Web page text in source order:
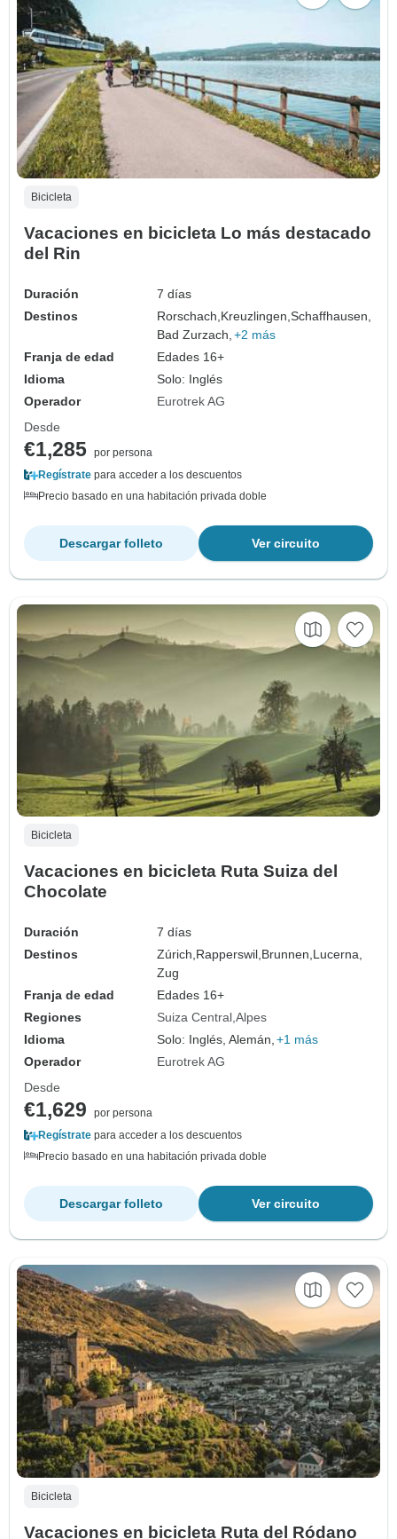
Bicicleta
Vacaciones en bicicleta Lo más destacado
del Rin
Duración
7 días
Destinos
Rorschach,Kreuzlingen,Schaffhausen,
Bad Zurzach, +2 más
Franja de edad
Edades 16+
Idioma
Solo: Inglés
Operador
Eurotrek AG
Desde
€1,285 por persona
Regístrate para acceder a los descuentos
Precio basado en una habitación privada doble
Ver circuito
Descargar folleto
Bicicleta
Vacaciones en bicicleta Ruta Suiza del
Chocolate
Duración
7 días
Destinos
Zúrich,Rapperswil,Brunnen,Lucerna,
Zug
Franja de edad
Edades 16+
Regiones
Suiza Central Alpes
Idioma
Solo: Inglés, Alemán, +1 más
Operador
Eurotrek AG
Desde
€1,629
por persona
Regístrate para acceder a los descuentos
Precio basado en una habitación privada doble
Ver circuito
Descargar folleto
Bicicleta
Vacaciones en bicicleta Ruta del Ródano